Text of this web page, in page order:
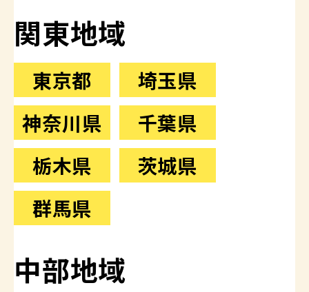
関東地域
東京都
埼玉県
神奈川県
千葉県
栃木県
茨城県
群馬県
中部地域